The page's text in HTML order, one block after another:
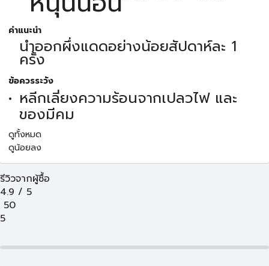
คำแนะนำ
นำออกผึ่งแดดอย่างน้อยสัปดาห์ละ 1
ครั้ง
ข้อควรระวัง
หลีกเลี่ยงความร้อนจากเปลวไฟ และ
ของมีคม
ดูทั้งหมด
ดูน้อยลง
รีวิวจากผู้ซื้อ
4.9 / 5
50
5